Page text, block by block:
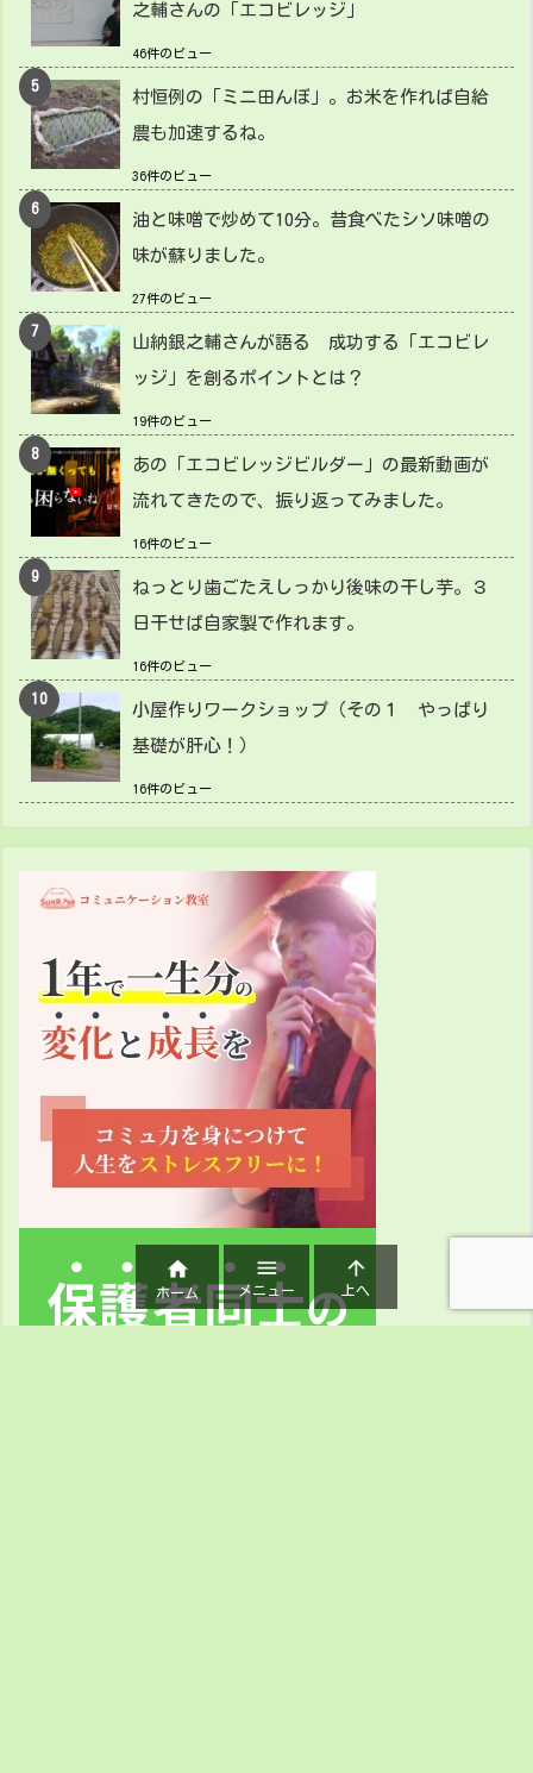
之輔さんの「エコビレッジ」
46件のビュー
村恒例の「ミニ田んぼ」。お米を作れば自給
農も加速するね。
36件のビュー
油と味噌で炒めて10分。昔食べたシソ味噌の
味が蘇りました。
27件のビュー
山納銀之輔さんが語る 成功する「エコビレ
ッジ」を創るポイントとは？
19件のビュー
あの「エコビレッジビルダー」の最新動画が
流れてきたので、振り返ってみました。
16件のビュー
ねっとり歯ごたえしっかり後味の干し芋。３
日干せば自家製で作れます。
16件のビュー
小屋作りワークショップ（その１ やっぱり
基礎が肝心！）
16件のビュー

ホーム

メニュー

上へ